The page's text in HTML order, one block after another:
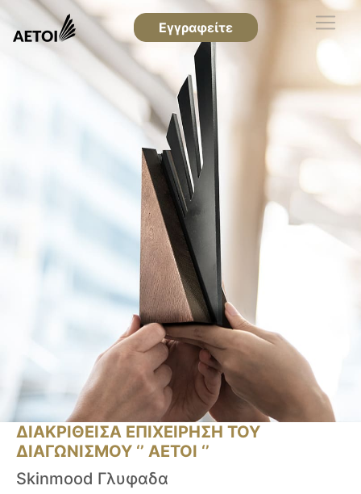
Εγγραφείτε
ΔΙΑΚΡΙΘΕΙΣΑ ΕΠΙΧΕΙΡΗΣΗ ΤΟΥ
ΔΙΑΓΩΝΙΣΜΟΥ ‘’ ΑΕΤΟΙ ‘’
Skinmood Γλυφαδα